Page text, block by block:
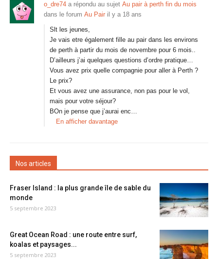
o_dre74 a répondu au sujet Au pair à perth fin du mois
dans le forum Au Pair il y a 18 ans
Slt les jeunes,
Je vais etre également fille au pair dans les environs
de perth à partir du mois de novembre pour 6 mois..
D’ailleurs j’ai quelques questions d’ordre pratique…
Vous avez prix quelle compagnie pour aller à Perth ?
Le prix?
Et vous avez une assurance, non pas pour le vol,
mais pour votre séjour?
BOn je pense que j’aurai enc…
En afficher davantage
Nos articles
Fraser Island : la plus grande île de sable du
monde
5 septembre 2023
Great Ocean Road : une route entre surf,
koalas et paysages...
5 septembre 2023